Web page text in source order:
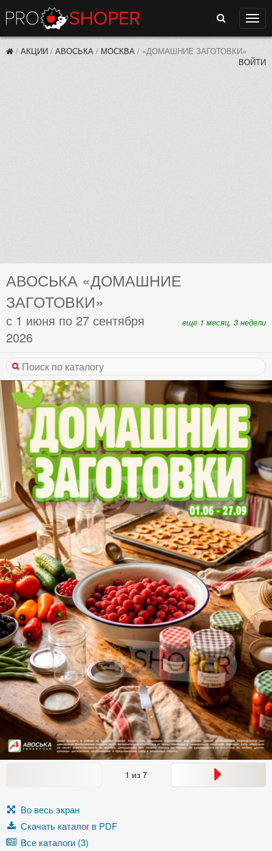
Поиск
/ АКЦИИ / АВОСЬКА / МОСКВА / «ДОМАШНИЕ ЗАГОТОВКИ»
ВОЙТИ
АВОСЬКА «ДОМАШНИЕ
ЗАГОТОВКИ»
с 1 июня по 27 сентября
2026
еще 1 месяц, 3 недели
1 из 7
Во весь экран
Скачать каталог в PDF
Все каталоги (3)